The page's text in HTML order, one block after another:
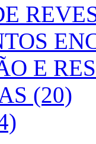
E
(20)